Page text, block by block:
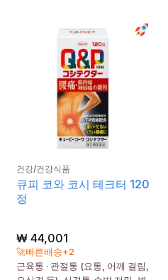
건강/건강식품
큐피 코와 코시 테크터 120
정
₩44,001
🚀빠른배송+2
근육통 · 관절통 (요통, 어깨 결림,